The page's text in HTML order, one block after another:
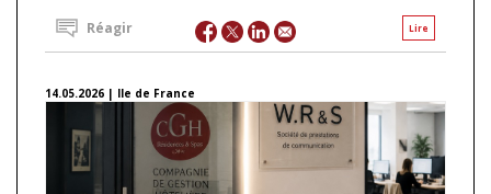
Lire
Réagir
14.05.2026 | Ile de France